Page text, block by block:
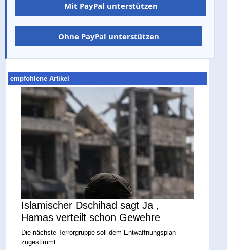
Mit PayPal unterstützen
Ohne PayPal unterstützen
empfohlene Artikel
Islamischer Dschihad sagt Ja ,
Hamas verteilt schon Gewehre
Die nächste Terrorgruppe soll dem Entwaffnungsplan
zugestimmt ...